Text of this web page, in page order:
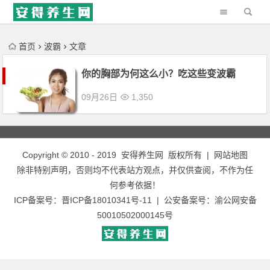
'); })();
首页 波霸 文章
你的胸部为何这么小？吃这些变波霸
09月26日 1,350
Copyright © 2010 - 2019 安得养生网 版权所有 |
网站地图
除非特别声明，否则均不代表站方观点，并仅供查阅，不作为任
何参考依据！
ICP备案号： 晋ICP备18010341号-11 | 公安备案号： 渝公网安备
50010502000145号